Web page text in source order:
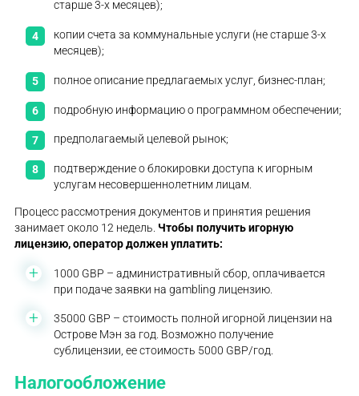
старше 3-х месяцев);
копии счета за коммунальные услуги (не старше 3-х
месяцев);
полное описание предлагаемых услуг, бизнес-план;
подробную информацию о программном обеспечении;
предполагаемый целевой рынок;
подтверждение о блокировки доступа к игорным
услугам несовершеннолетним лицам.
Процесс рассмотрения документов и принятия решения
занимает около 12 недель. Чтобы получить игорную
лицензию, оператор должен уплатить:
1000 GBP – административный сбор, оплачивается
при подаче заявки на gambling лицензию.
35000 GBP – стоимость полной игорной лицензии на
Острове Мэн за год. Возможно получение
сублицензии, ее стоимость 5000 GBP/год.
Налогообложение